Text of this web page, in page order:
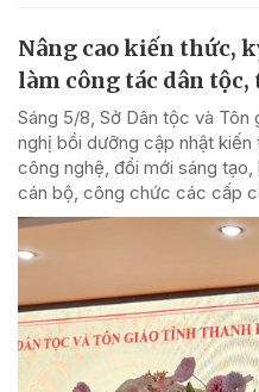
Nâng cao kiến thức,
làm công tác dân tộc,
Sáng 5/8, Sở Dân tộc và
nghị bồi dưỡng cập nhật
công nghệ, đổi mới sáng
cán bộ, công chức các cấp